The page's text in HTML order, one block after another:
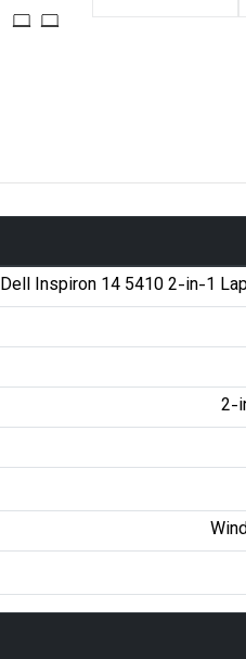
Dell Inspiron 14 5410 2-in-1
2-